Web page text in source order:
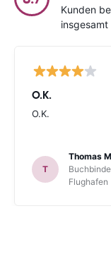
Kunden
O.K.
O.K.
T
Thomas
Flughafen